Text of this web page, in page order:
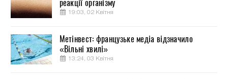
реакції організму
19:03, 02 Квітня
Метінвест: французьке медіа відзначило
«Вільні хвилі»
13:24, 03 Квітня